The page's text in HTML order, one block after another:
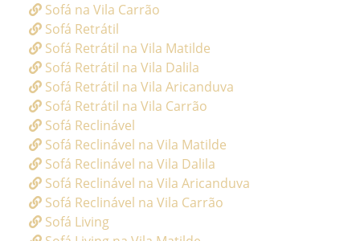
Sofá na Vila Carrão
Sofá Retrátil
Sofá Retrátil na Vila Matilde
Sofá Retrátil na Vila Dalila
Sofá Retrátil na Vila Aricanduva
Sofá Retrátil na Vila Carrão
Sofá Reclinável
Sofá Reclinável na Vila Matilde
Sofá Reclinável na Vila Dalila
Sofá Reclinável na Vila Aricanduva
Sofá Reclinável na Vila Carrão
Sofá Living